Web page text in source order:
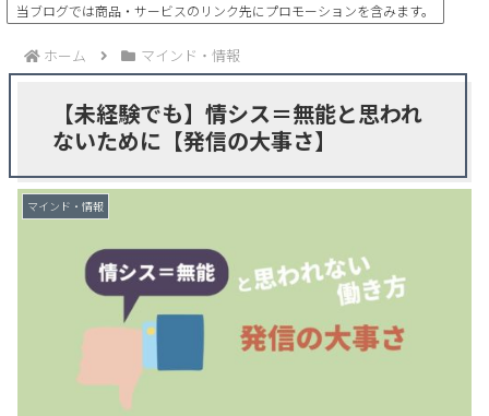
当ブログでは商品・サービスのリンク先にプロモーションを含みます。
ホーム マインド・情報
【未経験でも】情シス＝無能と思われ
ないために【発信の大事さ】
マインド・情報